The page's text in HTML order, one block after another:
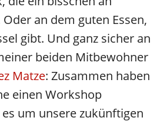
an dem guten Essen,
gibt. Und ganz sicher an
beiden Mitbewohner
Matze: Zusammen haben
einen Workshop
um unsere zukünftigen